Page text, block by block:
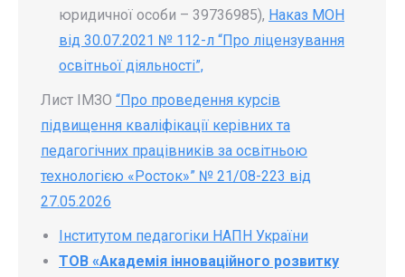
юридичної особи – 39736985), Наказ МОН
від 30.07.2021 № 112-л “Про ліцензування
освітньої діяльності”,
Лист ІМЗО “Про проведення курсів
підвищення кваліфікації керівних та
педагогічних працівників за освітньою
технологією «Росток»” № 21/08-223 від
27.05.2026
Інститутом педагогіки НАПН України
ТОВ «Академія інноваційного розвитку